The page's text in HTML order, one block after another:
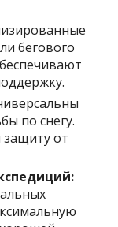
бегового
по снегу.
от